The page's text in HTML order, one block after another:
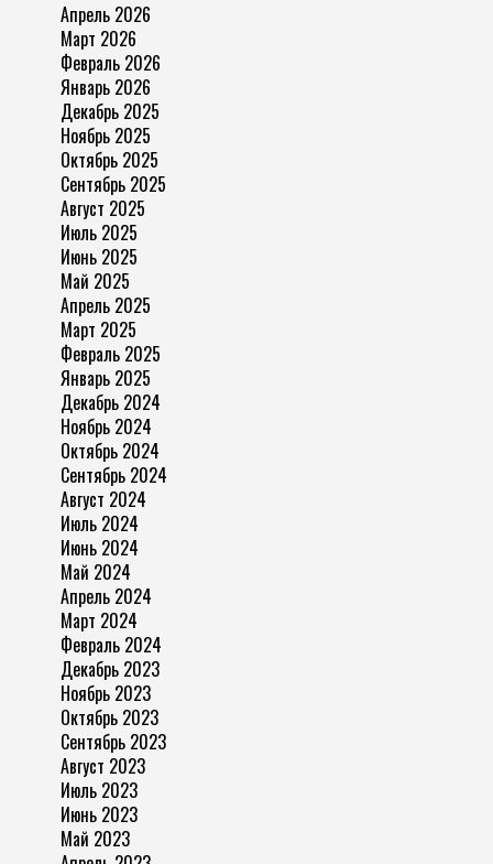
Апрель 2026
Март 2026
Февраль 2026
Январь 2026
Декабрь 2025
Ноябрь 2025
Октябрь 2025
Сентябрь 2025
Август 2025
Июль 2025
Июнь 2025
Май 2025
Апрель 2025
Март 2025
Февраль 2025
Январь 2025
Декабрь 2024
Ноябрь 2024
Октябрь 2024
Сентябрь 2024
Август 2024
Июль 2024
Июнь 2024
Май 2024
Апрель 2024
Март 2024
Февраль 2024
Декабрь 2023
Ноябрь 2023
Октябрь 2023
Сентябрь 2023
Август 2023
Июль 2023
Июнь 2023
Май 2023